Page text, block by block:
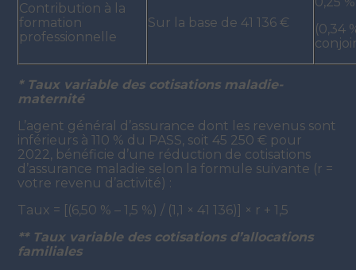
Contribution à la
formation
professionnelle
Sur la base de 41 136 €
(0,34
* Taux variable des cotisations maladie-
maternité
L’agent général d’assurance dont les revenus sont
inférieurs à 110 % du PASS, soit 45 250 € pour
2022, bénéficie d’une réduction de cotisations
d’assurance maladie selon la formule suivante (r =
votre revenu d’activité) :
Taux = [(6,50 % – 1,5 %) / (1,1 × 41 136)] × r + 1,5
** Taux variable des cotisations d’allocations
familiales